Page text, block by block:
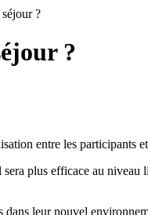
?
?
entre les participants
plus efficace au niveau
leur nouvel